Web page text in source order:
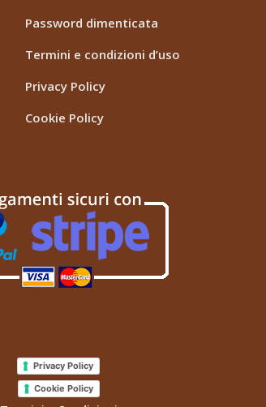
Password dimenticata
Termini e condizioni d’uso
Privacy Policy
Cookie Policy
Privacy Policy
Cookie Policy